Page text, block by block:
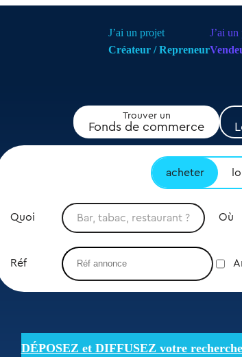
J’ai un projet
Créateur / Repreneur
J’ai
Trouver un
Fonds de commerce
acheter
Quoi Où
Réf
DÉPOSEZ et DIFFUSEZ votre